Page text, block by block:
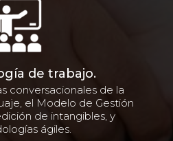
de trabajo.
conversacionales de la
el Modelo de Gestión
de intangibles, y
ágiles.